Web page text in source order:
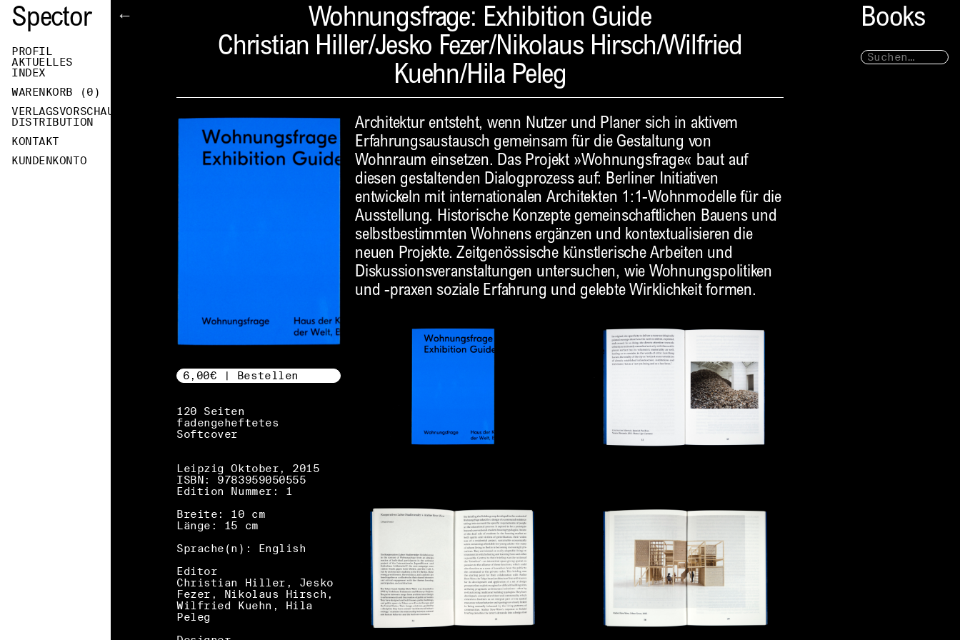
Spector
PROFIL
AKTUELLES
INDEX
WARENKORB (0 )
VERLAGSVORSCHAU
DISTRIBUTION
KONTAKT
KUNDENKONTO
Books
←
Wohnungsfrage: Exhibition Guide
Christian Hiller/Jesko Fezer/Nikolaus Hirsch/Wilfried
Kuehn/Hila Peleg
6,00€ | Bestellen
120 Seiten
fadengeheftetes
Softcover
Leipzig Oktober, 2015
ISBN: 9783959050555
Edition Nummer: 1
Breite: 10 cm
Länge: 15 cm
Sprache(n): English
Editor
Christian Hiller, Jesko
Fezer, Nikolaus Hirsch,
Wilfried Kuehn, Hila
Peleg
Architektur entsteht, wenn Nutzer und Planer sich in aktivem
Erfahrungsaustausch gemeinsam für die Gestaltung von
Wohnraum einsetzen. Das Projekt »Wohnungsfrage« baut auf
diesen gestaltenden Dialogprozess auf: Berliner Initiativen
entwickeln mit internationalen Architekten 1:1-Wohnmodelle für die
Ausstellung. Historische Konzepte gemeinschaftlichen Bauens und
selbstbestimmten Wohnens ergänzen und kontextualisieren die
neuen Projekte. Zeitgenössische künstlerische Arbeiten und
Diskussionsveranstaltungen untersuchen, wie Wohnungspolitiken
und -praxen soziale Erfahrung und gelebte Wirklichkeit formen.